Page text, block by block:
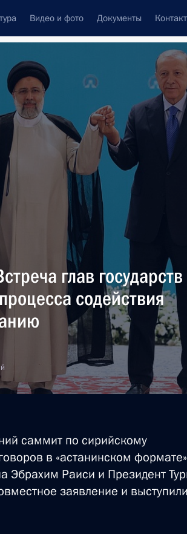
Видео и фото Документы
следующие материалы
Сирии Башаром Асадом,
Президентом Палестины
Абдельфаттахом Сиси
Ирана Эбрахимом Раиси
Ирана Эбрахимом Раиси
глав государств
содействия
саммит по сирийскому
в «астанинском формате»
Эбрахим Раиси и Президент
заявление и выступили